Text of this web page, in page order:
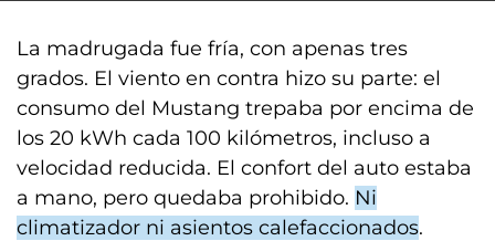
La madrugada fue fría, con apenas tres
grados. El viento en contra hizo su parte: el
consumo del Mustang trepaba por encima de
los 20 kWh cada 100 kilómetros, incluso a
velocidad reducida. El confort del auto estaba
a mano, pero quedaba prohibido. Ni
climatizador ni asientos calefaccionados.